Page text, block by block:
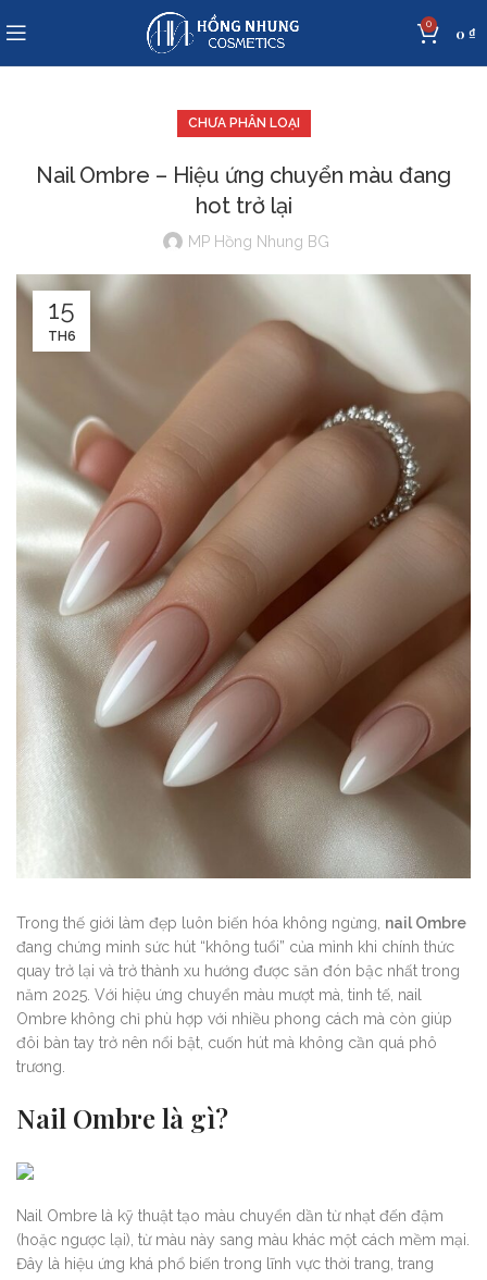
0 0 ₫
CHƯA PHÂN LOẠI
Nail Ombre – Hiệu ứng chuyển màu đang
hot trở lại
MP Hồng Nhung BG
15
TH6
Trong thế giới làm đẹp luôn biến hóa không ngừng, nail Ombre
đang chứng minh sức hút “không tuổi” của mình khi chính thức
quay trở lại và trở thành xu hướng được săn đón bậc nhất trong
năm 2025. Với hiệu ứng chuyển màu mượt mà, tinh tế, nail
Ombre không chỉ phù hợp với nhiều phong cách mà còn giúp
đôi bàn tay trở nên nổi bật, cuốn hút mà không cần quá phô
trương.
Nail Ombre là gì?
Nail Ombre là kỹ thuật tạo màu chuyển dần từ nhạt đến đậm
(hoặc ngược lại), từ màu này sang màu khác một cách mềm mại.
Đây là hiệu ứng khá phổ biến trong lĩnh vực thời trang, trang